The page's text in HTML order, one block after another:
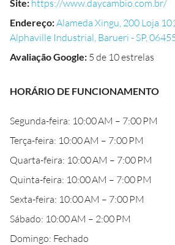
Site: https://www.daycambio.com.br/
Endereço:Alameda Xingu, 200 Loja
Alphaville Industrial, Barueri - SP,
Avaliação Google: 5 de 10 estrelas
HORÁRIO DE FUNCIONAMENTO
Segunda-feira: 10:00 AM – 7:00 PM
Terça-feira: 10:00 AM – 7:00 PM
Quarta-feira: 10:00 AM – 7:00 PM
Quinta-feira: 10:00 AM – 7:00 PM
Sexta-feira: 10:00 AM – 7:00 PM
Sábado: 10:00 AM – 2:00 PM
Domingo: Fechado